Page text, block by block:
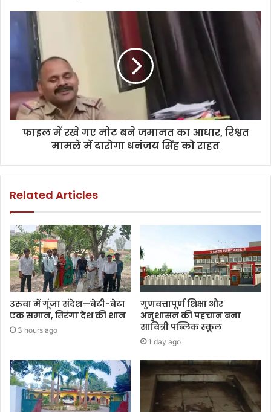
फाइल में रखे गए नोट बने जमानत का आधार, रिश्वत
मामले में दारोगा धनंजय सिंह को राहत
Related Articles
उरुवा में गूंजा संदेश—बेटी-बेटा
एक समान, तिरंगा देश की शान
3 hours ago
गुणवत्तापूर्ण शिक्षा और
अनुशासन की पहचान बना
सावित्री पब्लिक स्कूल
1 day ago